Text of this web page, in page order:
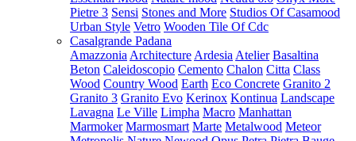
Pietre 3 Sensi Stones and More Studios Of Casamood
Urban Style Vetro Wooden Tile Of Cdc
Casalgrande Padana
Amazzonia Architecture Ardesia Atelier Basaltina
Beton Caleidoscopio Cemento Chalon Citta Class
Wood Country Wood Earth Eco Concrete Granito 2
Granito 3 Granito Evo Kerinox Kontinua Landscape
Lavagna Le Ville Limpha Macro Manhattan
Marmoker Marmosmart Marte Metalwood Meteor